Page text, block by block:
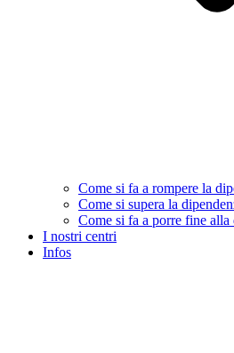
Come si fa a rompere la
Come si supera la
Come si fa a porre fine alla
I nostri centri
Infos